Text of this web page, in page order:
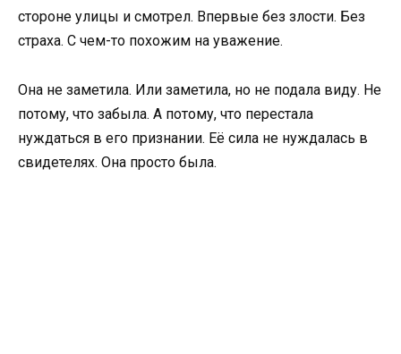
стороне улицы и смотрел. Впервые без злости. Без
страха. С чем-то похожим на уважение.
Она не заметила. Или заметила, но не подала виду. Не
потому, что забыла. А потому, что перестала
нуждаться в его признании. Её сила не нуждалась в
свидетелях. Она просто была.